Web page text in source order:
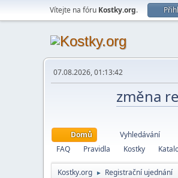
Vítejte na fóru Kostky.org.
07.08.2026, 01:13:42
změna
Domů Vyhledávání
FAQ
Pravidla Kostky
Kostky.org ► Registrační ujednání